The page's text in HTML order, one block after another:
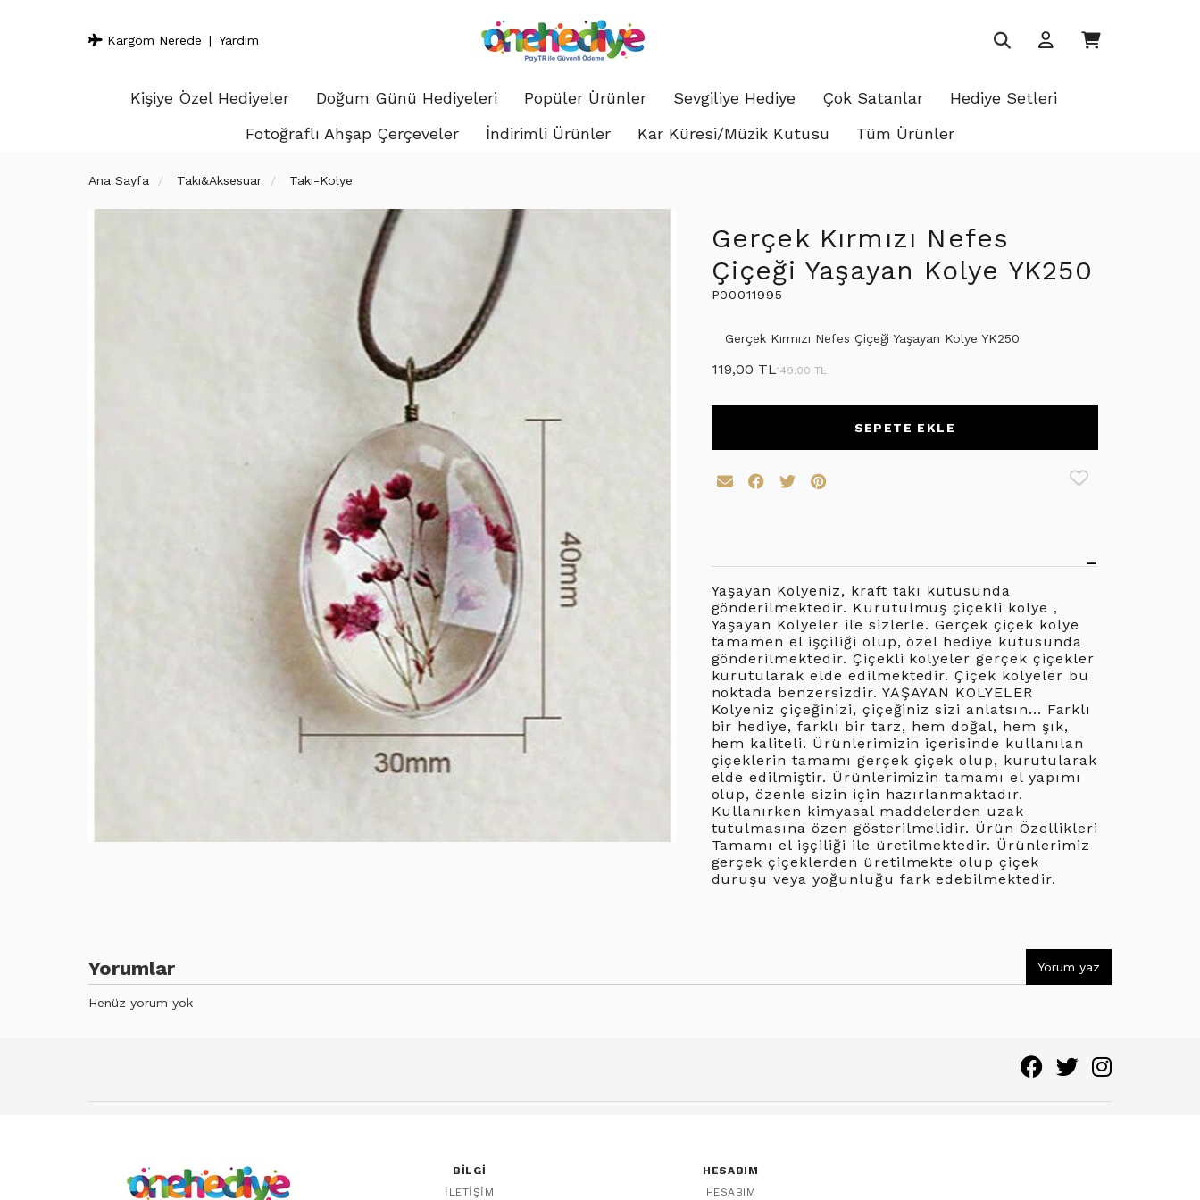
Kargom Nerede Yardım
Kişiye Özel Hediyeler Doğum Günü Hediyeleri Popüler Ürünler Sevgiliye Hediye Çok Satanlar
Hediye Setleri
Fotoğraflı Ahşap Çerçeveler
İndirimli Ürünler Kar Küresi/Müzik Kutusu Tüm Ürünler
Ana Sayfa Takı&Aksesuar Takı-Kolye
Gerçek Kırmızı Nefes
Çiçeği Yaşayan Kolye YK250
P00011995
Gerçek Kırmızı Nefes Çiçeği Yaşayan Kolye YK250
119,00 TL149,00 TL
SEPETE EKLE
Yaşayan Kolyeniz, kraft takı kutusunda
gönderilmektedir. Kurutulmuş çiçekli kolye ,
Yaşayan Kolyeler ile sizlerle. Gerçek çiçek kolye
tamamen el işçiliği olup, özel hediye kutusunda
gönderilmektedir. Çiçekli kolyeler gerçek çiçekler
kurutularak elde edilmektedir. Çiçek kolyeler bu
noktada benzersizdir. YAŞAYAN KOLYELER
Kolyeniz çiçeğinizi, çiçeğiniz sizi anlatsın... Farklı
bir hediye, farklı bir tarz, hem doğal, hem şık,
hem kaliteli. Ürünlerimizin içerisinde kullanılan
çiçeklerin tamamı gerçek çiçek olup, kurutularak
elde edilmiştir. Ürünlerimizin tamamı el yapımı
olup, özenle sizin için hazırlanmaktadır.
Kullanırken kimyasal maddelerden uzak
tutulmasına özen gösterilmelidir. Ürün Özellikleri
Tamamı el işçiliği ile üretilmektedir. Ürünlerimiz
gerçek çiçeklerden üretilmekte olup çiçek
duruşu veya yoğunluğu fark edebilmektedir.
Yorumlar Yorum yaz
Henüz yorum yok
BILGI
İLETIŞIM
HESABIM
HESABIM